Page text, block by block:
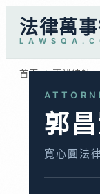
法律萬
L A W S Q A . C
首頁 / 專業律師 /
郭
寬心圓法